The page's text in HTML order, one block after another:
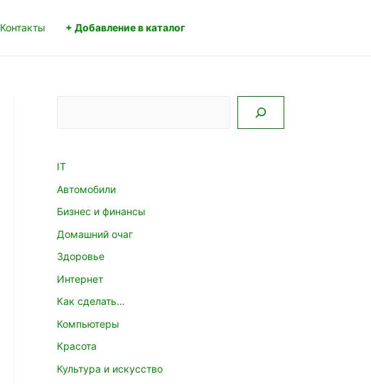
Контакты + Добавление в каталог
IT
Автомобили
Бизнес и финансы
Домашний очаг
Здоровье
Интернет
Как сделать…
Компьютеры
Красота
Культура и искусство